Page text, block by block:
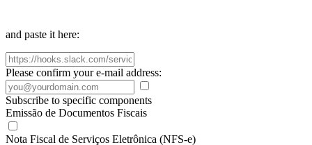
and paste it here:
Please confirm your e-mail address:
Subscribe to specific components
Emissão de Documentos Fiscais
Nota Fiscal de Serviços Eletrônica (NFS-e)